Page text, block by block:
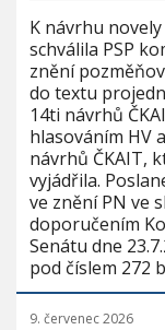
K návrhu novely
schválila PSP
znění
do textu
14ti návrhů
hlasováním HV
návrhů ČKAIT,
vyjádřila.
ve znění PN ve
doporučením
Senátu dne
pod číslem 272
9. červenec 2026